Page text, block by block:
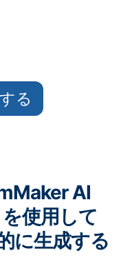
る
AI
使用して
に生成する